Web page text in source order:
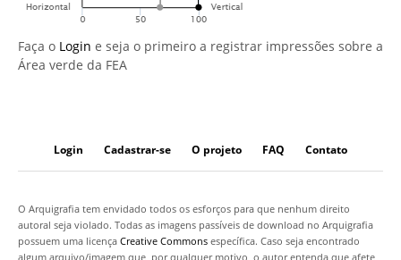
Faça o Login e seja o primeiro a registrar impressões sobre a
Área verde da FEA
Login Cadastrar-se O projeto FAQ Contato
O Arquigrafia tem envidado todos os esforços para que nenhum direito
autoral seja violado. Todas as imagens passíveis de download no Arquigrafia
possuem uma licença Creative Commons específica. Caso seja encontrado
algum arquivo/imagem que, por qualquer motivo, o autor entenda que afete